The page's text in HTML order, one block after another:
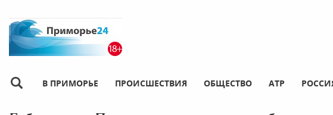
В ПРИМОРЬЕ ПРОИСШЕСТВИЯ ОБЩЕСТВО АТР